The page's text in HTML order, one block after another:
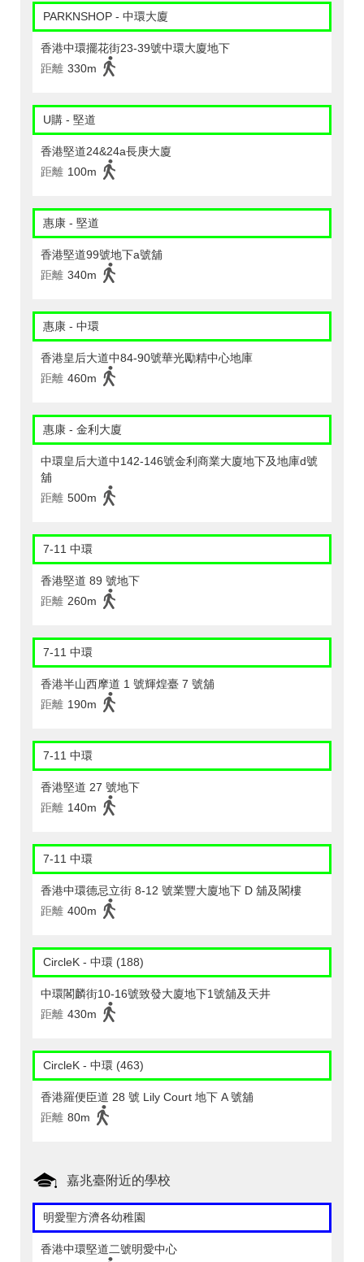
PARKNSHOP - 中環大廈
香港中環擺花街23-39號中環大廈地下
距離 330m
U購 - 堅道
香港堅道24&24a長庚大廈
距離 100m
惠康 - 堅道
香港堅道99號地下a號舖
距離 340m
惠康 - 中環
香港皇后大道中84-90號華光勵精中心地庫
距離 460m
惠康 - 金利大廈
中環皇后大道中142-146號金利商業大廈地下及地庫d號
舖
距離 500m
7-11 中環
香港堅道 89 號地下
距離 260m
7-11 中環
香港半山西摩道 1 號輝煌臺 7 號舖
距離 190m
7-11 中環
香港堅道 27 號地下
距離 140m
7-11 中環
香港中環德忌立街 8-12 號業豐大廈地下 D 舖及閣樓
距離 400m
CircleK - 中環 (188)
中環閣麟街10-16號致發大廈地下1號舖及天井
距離 430m
CircleK - 中環 (463)
香港羅便臣道 28 號 Lily Court 地下 A 號舖
距離 80m
嘉兆臺附近的學校
明愛聖方濟各幼稚園
香港中環堅道二號明愛中心